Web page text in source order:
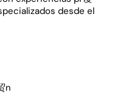
desde el
n